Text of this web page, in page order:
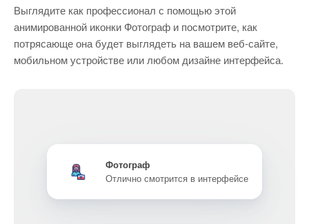
Выглядите как профессионал с помощью этой
анимированной иконки Фотограф и посмотрите, как
потрясающе она будет выглядеть на вашем веб-сайте,
мобильном устройстве или любом дизайне интерфейса.
Фотограф
Отлично смотрится в интерфейсе